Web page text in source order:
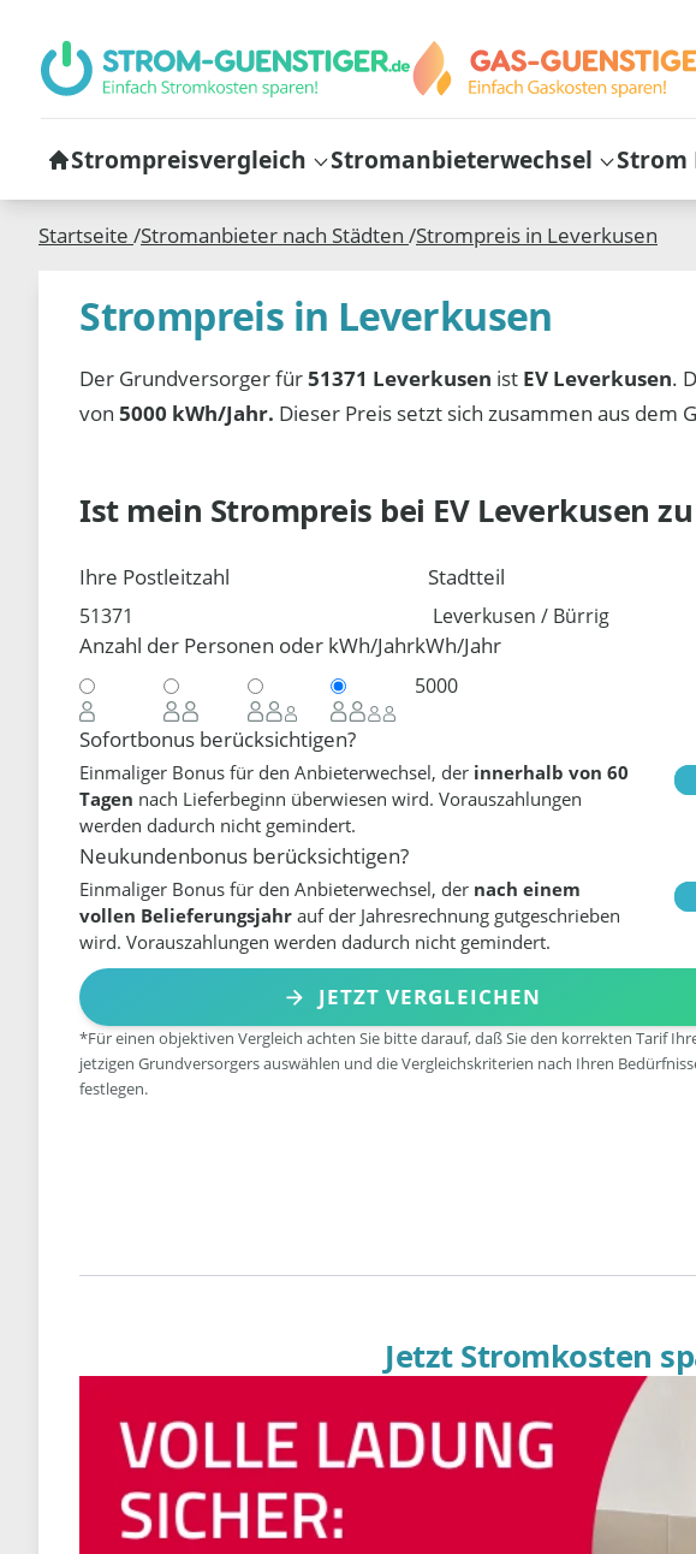
Strompreisvergleich Stromanbieterwechsel Strom
Startseite /Stromanbieter nach Städten /Strompreis in Leverkusen
Strompreis in Leverkusen
Der Grundversorger für51371 Leverkusen ist EV Leverkusen.
von5000 kWh/Jahr. Dieser Preis setzt sich zusammen aus dem
Ist mein Strompreis bei EV Leverkusen
Ihre Postleitzahl Stadtteil
Anzahl der Personen oder kWh/JahrkWh/Jahr
Sofortbonus berücksichtigen?
Einmaliger Bonus für den Anbieterwechsel, der innerhalb von 60
Tagen nach Lieferbeginn überwiesen wird. Vorauszahlungen
werden dadurch nicht gemindert.
Neukundenbonus berücksichtigen?
Einmaliger Bonus für den Anbieterwechsel, der nach einem
vollen Belieferungsjahr auf der Jahresrechnung gutgeschrieben
wird. Vorauszahlungen werden dadurch nicht gemindert.
JETZT VERGLEICHEN
*Für einen objektiven Vergleich achten Sie bitte darauf, daß Sie den korrekten Tarif
jetzigen Grundversorgers auswählen und die Vergleichskriterien nach Ihren
festlegen.
Jetzt Stromkosten